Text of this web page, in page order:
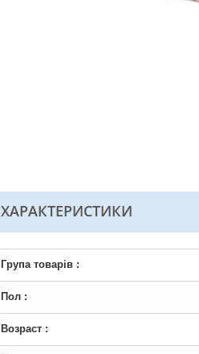
ХАРАКТЕРИСТИКИ
Група товарів :
Пол :
Возраст :